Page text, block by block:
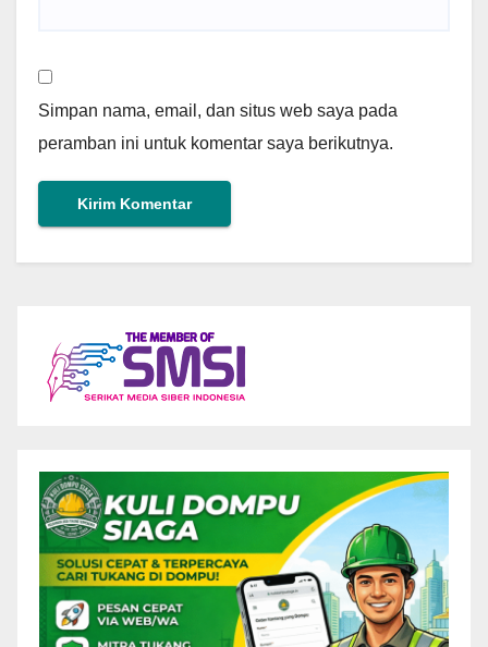
Simpan nama, email, dan situs web saya pada
peramban ini untuk komentar saya berikutnya.